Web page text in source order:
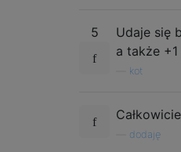
5
Udaje się
a także +1
kot
Całkowicie
dodaję